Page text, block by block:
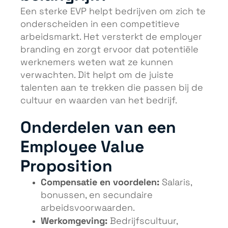
Een sterke EVP helpt bedrijven om zich te
onderscheiden in een competitieve
arbeidsmarkt. Het versterkt de employer
branding en zorgt ervoor dat potentiële
werknemers weten wat ze kunnen
verwachten. Dit helpt om de juiste
talenten aan te trekken die passen bij de
cultuur en waarden van het bedrijf.
Onderdelen van een
Employee Value
Proposition
Compensatie en voordelen: Salaris,
bonussen, en secundaire
arbeidsvoorwaarden.
Werkomgeving: Bedrijfscultuur,